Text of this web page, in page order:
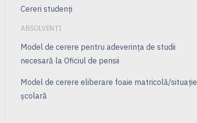
Cereri studenți
ABSOLVENȚI
Model de cerere pentru adeverința de studii
necesară la Oficiul de pensii
Model de cerere eliberare foaie matricolă/situație
școlară